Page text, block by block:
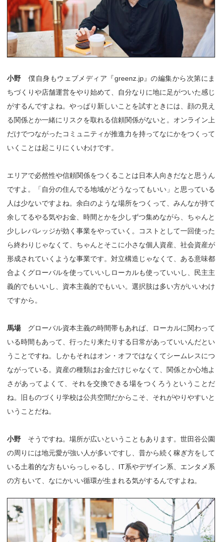
小野 僕自身もウェブメディア『greenz.jp』の編集から次第にま
ちづくりや店舗運営をやり始めて、自分なりに地に足がついた感じ
がするんですよね。やっぱり新しいことを試すときには、顔の見え
る関係とか一緒にリスクを取れる信頼関係がないと。オンライン上
だけでつながったコミュニティが推進力を持ってなにかをつくって
いくことは起こりにくいわけです。
エリアで必然性や信頼関係をつくることは日本人向きだなと思うん
ですよ。「自分の住んでる地域がどうなってもいい」と思っている
人は少ないですよね。余白のような場所をつくって、みんなが持て
余してるやる気やお金、時間とかを少しずつ集めながら、ちゃんと
少しレバレッジが効く事業をやっていく。コストとして一回使った
ら終わりじゃなくて、ちゃんとそこに小さな個人資産、社会資産が
形成されていくような事業です。対立構造じゃなくて、ある意味都
合よくグローバルを使っていいしローカルも使っていいし、民主主
義的でもいいし、資本主義的でもいい。選択肢は多い方がいいわけ
ですから。
馬場グローバル資本主義の時間帯もあれば、ローカルに関わって
いる時間もあって、行ったり来たりする日常があっていいんだとい
うことですね。しかもそれはオン・オフではなくてシームレスにつ
ながっている。資産の種類はお金だけじゃなくて、関係とか心地よ
さがあってよくて、それを交換できる場をつくろうということだ
ね。旧ものづくり学校は公共空間だからこそ、それがやりやすいと
いうことだね。
小野 そうですね。場所が広いということもあります。世田谷公園
の周りには地元愛が強い人が多いですし、昔から続く稼ぎ方をして
いる土着的な方もいらっしゃるし、IT系やデザイン系、エンタメ系
の方もいて、なにかいい循環が生まれる気がするんですよね。